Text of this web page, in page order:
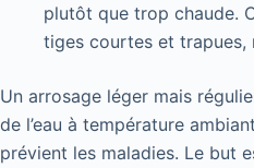
plutôt que trop chaude.
tiges courtes et trapues,
Un arrosage léger mais
de l’eau à température
prévient les maladies. Le but